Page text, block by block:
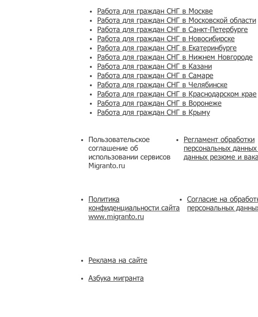
Работа для граждан СНГ в Москве
Работа для граждан СНГ в Московской области
Работа для граждан СНГ в Санкт-Петербурге
Работа для граждан СНГ в Новосибирске
Работа для граждан СНГ в Екатеринбурге
Работа для граждан СНГ в Нижнем Новгороде
Работа для граждан СНГ в Казани
Работа для граждан СНГ в Самаре
Работа для граждан СНГ в Челябинске
Работа для граждан СНГ в Краснодарском крае
Работа для граждан СНГ в Воронеже
Работа для граждан СНГ в Крыму
Пользовательское
соглашение об
использовании сервисов
Migranto.ru
Регламент обработки
персональных
данных резюме и
Политика
конфиденциальности сайта
www.migranto.ru
Согласие на
персональных
Реклама на сайте
Азбука мигранта